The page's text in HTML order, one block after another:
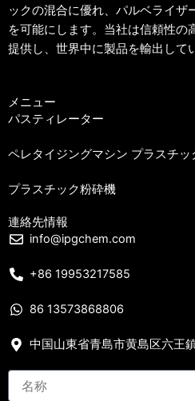
ックの混合に優れ、パルベライザ
を可能にします。当社は信頼性の
提供し、世界中に製品を輸出して
メニュー
パスティレーター
ペレタイジングマシン プラスチッ
プラスチック粉砕機
連絡先情報
info@ipgchem.com
+86 19953217585
86 13573868806
中国山東省青島市黄島区六王